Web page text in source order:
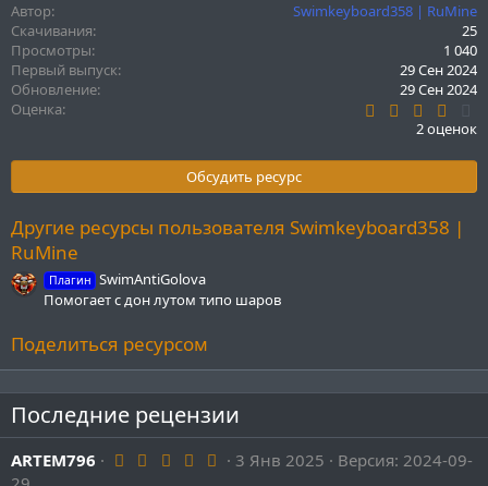
Автор
Swimkeyboard358 | RuMine
Скачивания
25
Просмотры
1 040
Первый выпуск
29 Сен 2024
Обновление
29 Сен 2024
Оценка
0
0
в
2 оценок
Обсудить ресурс
Другие ресурсы пользователя Swimkeyboard358 |
RuMine
Плагин SwimAntiGolova
Помогает с дон лутом типо шаров
Поделиться ресурсом
Последние рецензии
ARTEM796 5 3 Янв 2025
Версия: 2024-09-